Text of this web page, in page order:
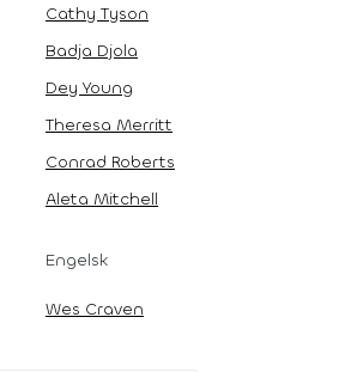
Cathy Tyson
Badja Djola
Dey Young
Theresa Merritt
Conrad Roberts
Aleta Mitchell
Engelsk
Wes Craven